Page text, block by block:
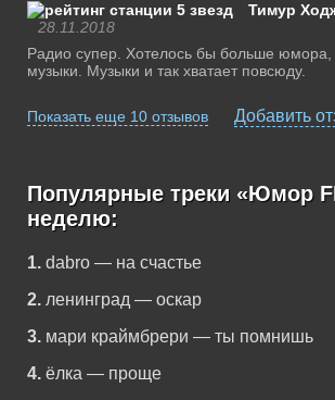
Тимур
28.11.2018
Радио супер. Хотелось бы больше
музыки. Музыки и так хватает повсюду.
Показать еще 10 отзывов Добавить
Популярные треки «Юмор
неделю:
1. dabro — на счастье
2. ленинград — оскар
3. мари краймбрери — ты помнишь
4. ёлка — проще